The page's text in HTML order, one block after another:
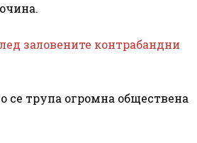
заловените контрабандни
се трупа огромна обществена